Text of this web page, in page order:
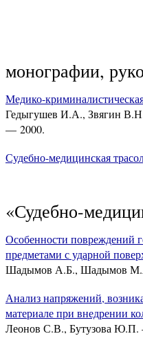
монографии,
Медико-
Гедыгушев И.А., Звягин
— 2000.
Судебно-медицинская
«Судебно-
Особенности повреждений
предметами с ударной
Шадымов А.Б., Шадымов
Анализ напряжений,
материале при внедрении
Леонов С.В., Бутузова